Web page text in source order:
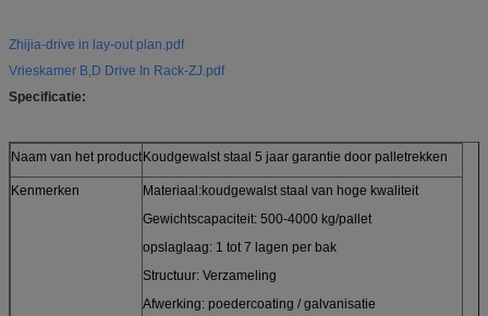
Zhijia-drive in lay-out plan.pdf
Vrieskamer B,D Drive In Rack-ZJ.pdf
Specificatie:
Naam van het productKoudgewalst staal 5 jaar garantie door palletrekken
Kenmerken
Materiaal:koudgewalst staal van hoge kwaliteit
Gewichtscapaciteit: 500-4000 kg/pallet
opslaglaag: 1 tot 7 lagen per bak
Structuur: Verzameling
Afwerking: poedercoating / galvanisatie